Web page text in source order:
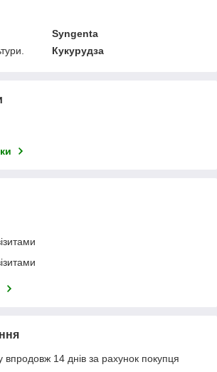
Syngenta
Кукурудза
14 днів за рахунок покупця